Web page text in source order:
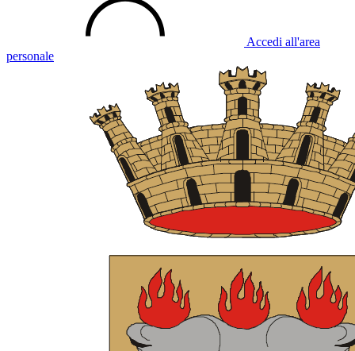
Accedi all'area
personale